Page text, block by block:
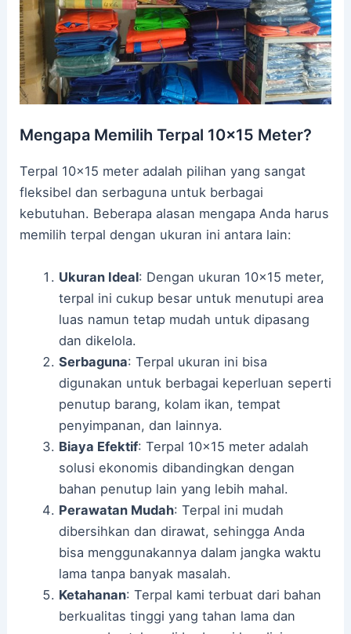
Mengapa Memilih Terpal 10×15 Meter?
Terpal 10×15 meter adalah pilihan yang sangat
fleksibel dan serbaguna untuk berbagai
kebutuhan. Beberapa alasan mengapa Anda harus
memilih terpal dengan ukuran ini antara lain:
Ukuran Ideal: Dengan ukuran 10×15 meter,
terpal ini cukup besar untuk menutupi area
luas namun tetap mudah untuk dipasang
dan dikelola.
Serbaguna: Terpal ukuran ini bisa
digunakan untuk berbagai keperluan seperti
penutup barang, kolam ikan, tempat
penyimpanan, dan lainnya.
Biaya Efektif: Terpal 10×15 meter adalah
solusi ekonomis dibandingkan dengan
bahan penutup lain yang lebih mahal.
Perawatan Mudah: Terpal ini mudah
dibersihkan dan dirawat, sehingga Anda
bisa menggunakannya dalam jangka waktu
lama tanpa banyak masalah.
Ketahanan: Terpal kami terbuat dari bahan
berkualitas tinggi yang tahan lama dan